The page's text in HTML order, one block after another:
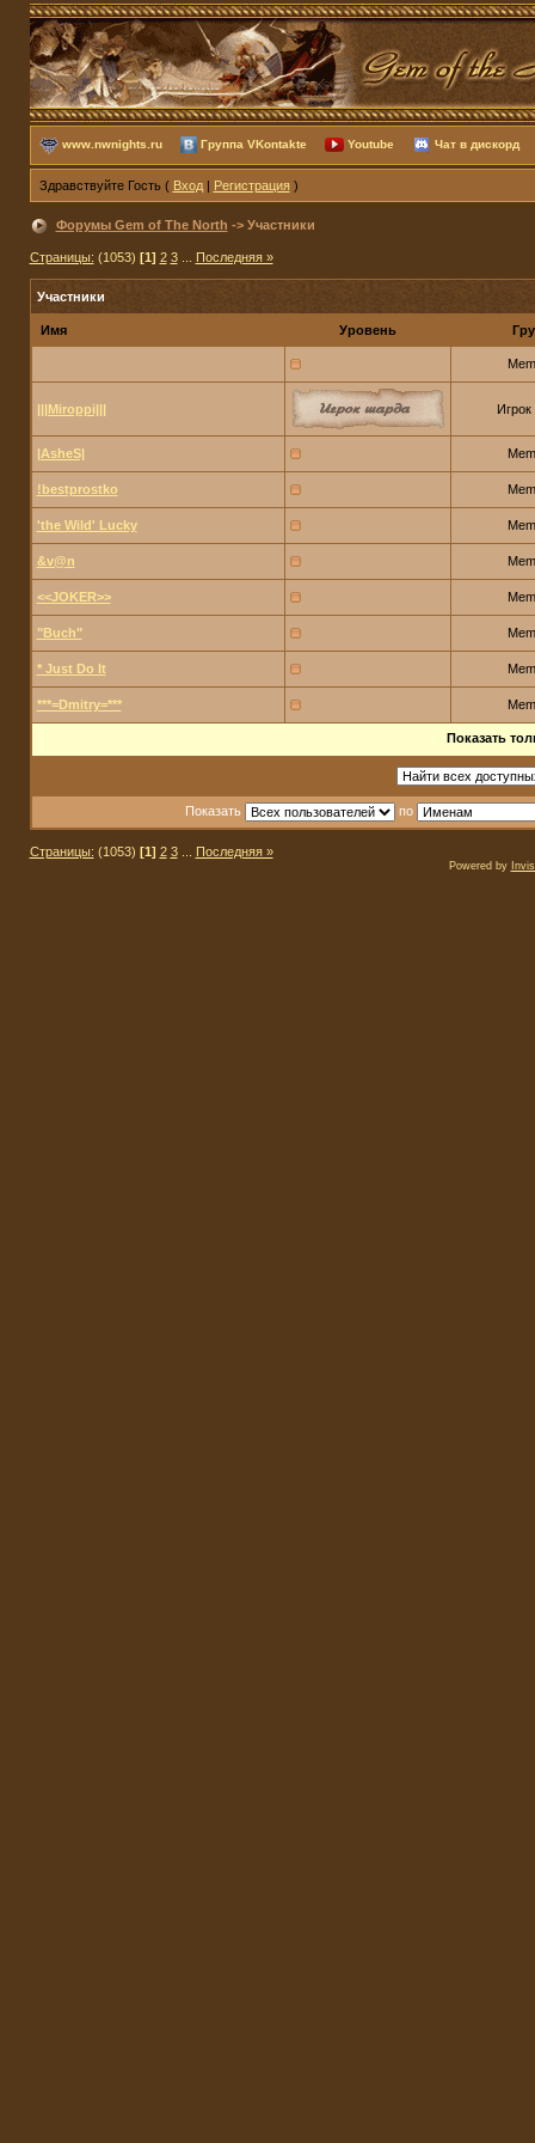
www.nwnights.ru Группа VKontakte Youtube Чат в дискорд
Здравствуйте Гость ( Вход| Регистрация)
Форумы Gem of The North -> Участники
Страницы: (1053) [1] 2 3... Последняя »
Участники
Имя Уровень
|||Miroppi|||
|AsheS|
!bestprostko
'the Wild' Lucky
&v@n
<<JOKER>>
"Buch"
* Just Do It
***=Dmitry=***
Показать
Показать по
Страницы: (1053) [1] 2 3... Последняя »
Powered by